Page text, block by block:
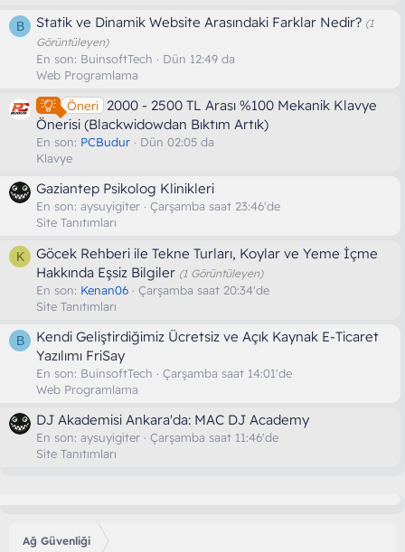
B Statik ve Dinamik Website Arasındaki Farklar Nedir? (1
Görüntüleyen)
En son: BuinsoftTech
Dün 12:49 da
Web Programlama
Öneri
2000 - 2500 TL Arası %100 Mekanik Klavye
Önerisi (Blackwidowdan Bıktım Artık)
En son: PCBudur
Dün 02:05 da
Klavye
Gaziantep Psikolog Klinikleri
En son: aysuyigiter
Çarşamba saat 23:46'de
Site Tanıtımları
K
Göcek Rehberi ile Tekne Turları, Koylar ve Yeme İçme
Hakkında Eşsiz Bilgiler (1 Görüntüleyen)
En son: Kenan06
Çarşamba saat 20:34'de
Site Tanıtımları
B
Kendi Geliştirdiğimiz Ücretsiz ve Açık Kaynak E-Ticaret
Yazılımı FriSay
En son: BuinsoftTech
Çarşamba saat 14:01'de
Web Programlama
DJ Akademisi Ankara'da: MAC DJ Academy
En son: aysuyigiter
Çarşamba saat 11:46'de
Site Tanıtımları
Ağ Güvenliği